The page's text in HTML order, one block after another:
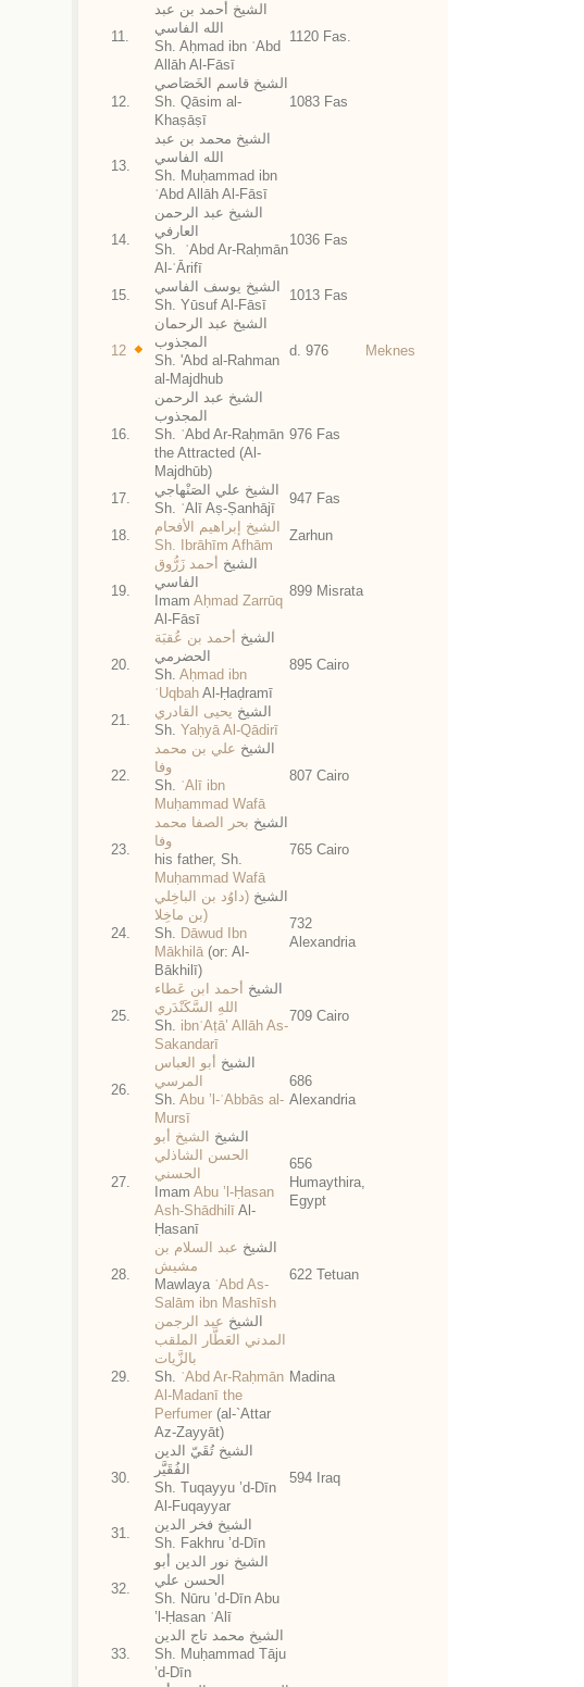
11.
الشيخ أحمد بن عبد
الله الفاسي
Sh. Aḥmad ibn ʿAbd
Allāh Al-Fāsī
1120 Fas.
12.
الشيخ قاسم الخَصَاصي
Sh. Qāsim al-
Khaṣāṣī
1083 Fas
13.
الشيخ محمد بن عبد
الله الفاسي
Sh. Muḥammad ibn
ʿAbd Allāh Al-Fāsī
14.
الشيخ عبد الرحمن
العارفي
Sh. ʿAbd Ar-Raḥmān
Al-ʿĀrifī
1036 Fas
15.
الشيخ يوسف الفاسي
Sh. Yūsuf Al-Fāsī
1013 Fas
12
الشيخ عبد الرحمان
المجذوب
Sh. 'Abd al-Rahman
al-Majdhub
d. 976 Meknes
16.
الشيخ عبد الرحمن
المجذوب
Sh. ʿAbd Ar-Raḥmān
the Attracted (Al-
Majdhūb)
976 Fas
17.
الشيخ علي الصَنْهاجي
Sh. ʿAlī Aṣ-Ṣanhājī
947 Fas
18.
الشيخ إبراهيم الأفحام
Sh. Ibrāhīm Afhām
Zarhun
19.
الشيخ أحمد زَرُّوق
الفاسي
Imam Aḥmad Zarrūq
Al-Fāsī
899 Misrata
20.
الشيخ أحمد بن عُقبَة
الحضرمي
Sh. Aḥmad ibn
ʿUqbah Al-Ḥaḍramī
895 Cairo
21.
الشيخ يحيى القادري
Sh. Yaḥyā Al-Qādirī
22.
الشيخ علي بن محمد
وفا
Sh. ʿAlī ibn
Muḥammad Wafā
807 Cairo
23.
الشيخ بحر الصفا محمد
وفا
his father, Sh.
Muḥammad Wafā
765 Cairo
24.
الشيخ (داوُد بن الباخِلي
(بن ماخِلا
Sh. Dāwud Ibn
Mākhilā (or: Al-
Bākhilī)
732
Alexandria
25.
الشيخ أحمد ابن عَطاء
اللهِ السَّكَنْدَري
Sh. ibnʿAṭā’ Allāh As-
Sakandarī
709 Cairo
26.
الشيخ أبو العباس
المرسي
Sh. Abu ’l-ʿAbbās al-
Mursī
686
Alexandria
27.
الشيخ
الشيخ أبو
الحسن الشاذلي
الحسني
Imam Abu ’l-Ḥasan
Ash-Shādhilī Al-
Ḥasanī
656
Humaythira,
Egypt
28.
الشيخ عبد السلام بن
مشيش
Mawlaya ʿAbd As-
Salām ibn Mashīsh
622 Tetuan
29.
الشيخ عبد الرجمن
المدني العَطَّار الملقب
بالزَّيات
Sh. ʿAbd Ar-Raḥmān
Al-Madanī the
Perfumer (al-`Attar
Az-Zayyāt)
Madina
30.
الشيخ تُقَيّ الدين
الفُقَيَّر
Sh. Tuqayyu ’d-Dīn
Al-Fuqayyar
594 Iraq
31.
الشيخ فخر الدين
Sh. Fakhru ’d-Dīn
32.
الشيخ نور الدين أبو
الحسن علي
Sh. Nūru ’d-Dīn Abu
’l-Ḥasan ʿAlī
33.
الشيخ محمد تاج الدين
Sh. Muḥammad Tāju
’d-Dīn